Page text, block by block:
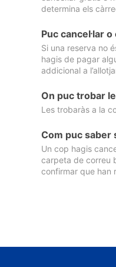
determina els
Puc cancel·lar
Si una reserva no
hagis de pagar
addicional a
On puc trobar
Les trobaràs a la
Com puc saber
Un cop hagis
carpeta de correu
confirmar que han